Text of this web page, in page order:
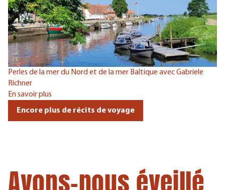
Perles de la mer du Nord et de la mer Baltique avec Gabriele
Richner
En savoir plus
Encore plus de récits de voyage
Avons-nous éveillé